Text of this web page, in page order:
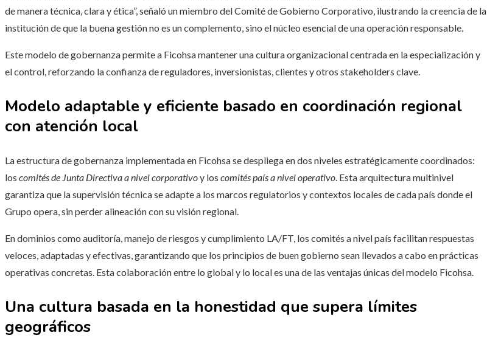
de manera técnica, clara y ética”, señaló un miembro del Comité de Gobierno Corporativo, ilustrando la creencia de la
institución de que la buena gestión no es un complemento, sino el núcleo esencial de una operación responsable.
Este modelo de gobernanza permite a Ficohsa mantener una cultura organizacional centrada en la especialización y
el control, reforzando la confianza de reguladores, inversionistas, clientes y otros stakeholders clave.
Modelo adaptable y eficiente basado en coordinación regional
con atención local
La estructura de gobernanza implementada en Ficohsa se despliega en dos niveles estratégicamente coordinados:
los comités de Junta Directiva a nivel corporativoy los comités país a nivel operativo . Esta arquitectura multinivel
garantiza que la supervisión técnica se adapte a los marcos regulatorios y contextos locales de cada país donde el
Grupo opera, sin perder alineación con su visión regional.
En dominios como auditoría, manejo de riesgos y cumplimiento LA/FT, los comités a nivel país facilitan respuestas
veloces, adaptadas y efectivas, garantizando que los principios de buen gobierno sean llevados a cabo en prácticas
operativas concretas. Esta colaboración entre lo global y lo local es una de las ventajas únicas del modelo Ficohsa.
Una cultura basada en la honestidad que supera límites
geográficos